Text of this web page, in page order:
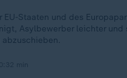
EU-Staaten und des
Asylbewerber leichter und